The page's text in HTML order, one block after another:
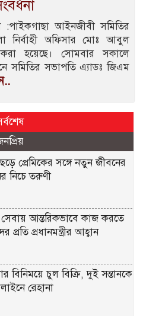
:পাইকগাছা আইনজীবী সমিতির
নির্বাহী অফিসার মোঃ আবুল
হয়েছে। সোমবার সকালে
সমিতির সভাপতি এ্যাডঃ জিএম
প্রেমিকের সঙ্গে নতুন জীবনের
নিচে তরুণী
আন্তরিকভাবে কাজ করতে
প্রতি প্রধানমন্ত্রীর আহ্বান
বিনিময়ে চুল বিক্রি, দুই সন্তানকে
রেহানা